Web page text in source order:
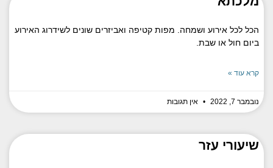
הכל לכל אירוע ושמחה. מפות קטיפה ואביזרים שונים לשידרוג האירוע
ביום חול או שבת.
קרא עוד »
נובמבר 7, 2022 אין תגובות
שיעורי עזר